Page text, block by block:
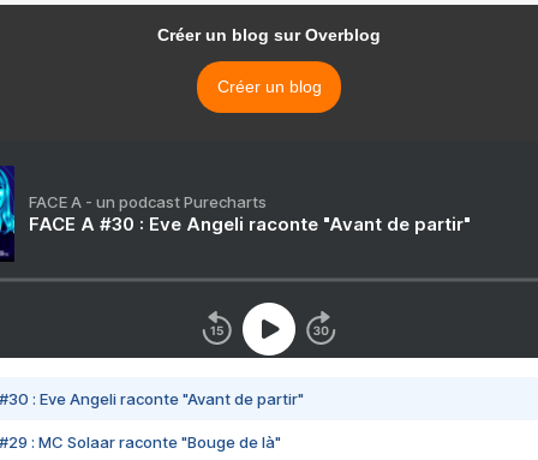
Créer un blog sur Overblog
Créer un blog
FACE A - un podcast Purecharts
FACE A #30 : Eve Angeli raconte "Avant de partir"
#30 : Eve Angeli raconte "Avant de partir"
#29 : MC Solaar raconte "Bouge de là"